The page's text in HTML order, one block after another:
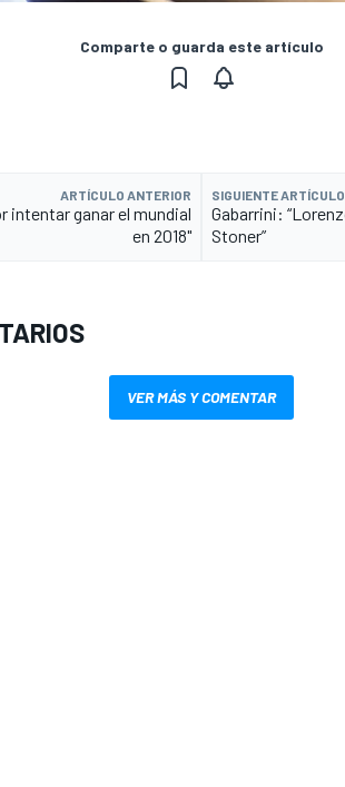
Comparte o guarda este artículo
ARTÍCULO ANTERIOR
intentar ganar el mundial
en 2018"
SIGUIENTE ARTÍCULO
Gabarrini:
Stoner”
VER MÁS Y COMENTAR